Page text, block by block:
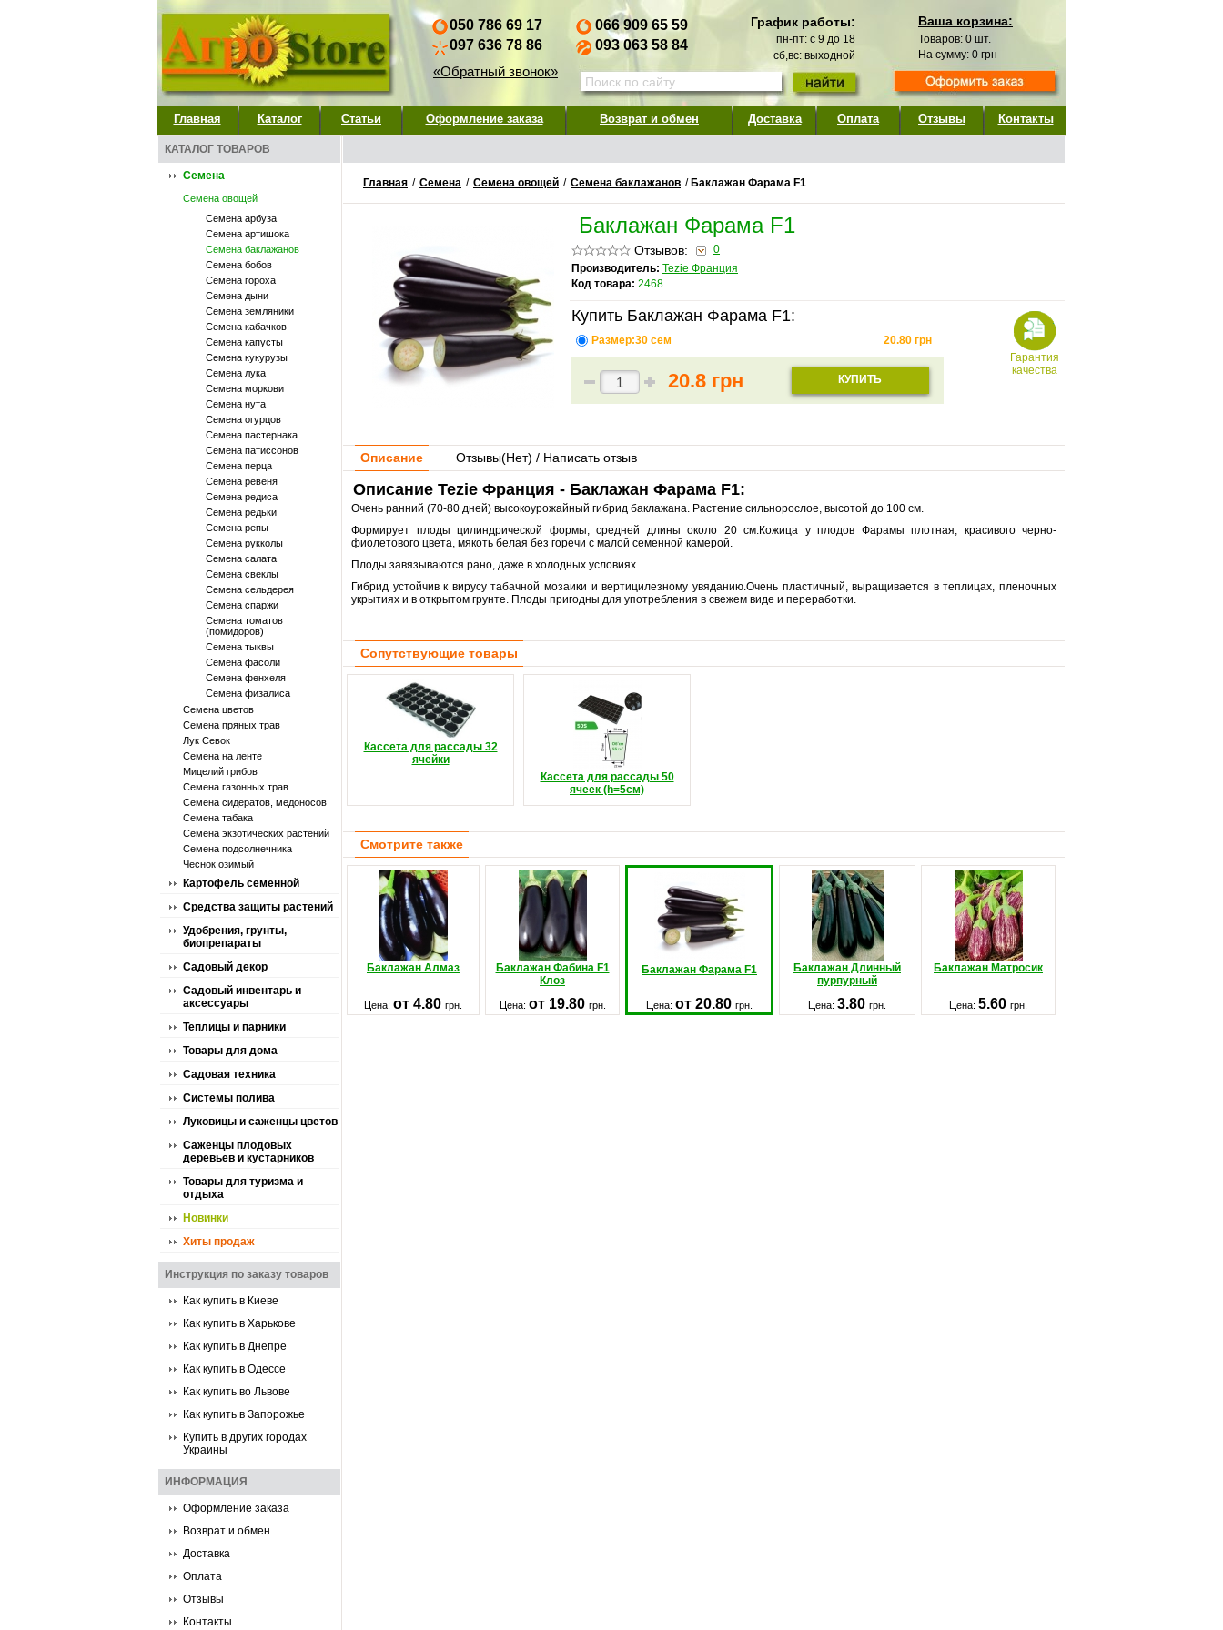
050 786 69 17
097 636 78 86
«Обратный звонок»
066 909 65 59
093 063 58 84
График работы:
пн-пт: с 9 до 18
сб,вс: выходной
Ваша корзина:
Товаров: 0 шт.
На сумму: 0 грн
Главная Каталог Статьи Оформление заказа Возврат и обмен Доставка Оплата Отзывы Контакты
КАТАЛОГ ТОВАРОВ
Семена
Семена овощей
Семена арбуза
Семена артишока
Семена баклажанов
Семена бобов
Семена гороха
Семена дыни
Семена земляники
Семена кабачков
Семена капусты
Семена кукурузы
Семена лука
Семена моркови
Семена нута
Семена огурцов
Семена пастернака
Семена патиссонов
Семена перца
Семена ревеня
Семена редиса
Семена редьки
Семена репы
Семена рукколы
Семена салата
Семена свеклы
Семена сельдерея
Семена спаржи
Семена томатов
(помидоров)
Семена тыквы
Семена фасоли
Семена фенхеля
Семена физалиса
Семена цветов
Семена пряных трав
Лук Севок
Семена на ленте
Мицелий грибов
Семена газонных трав
Семена сидератов, медоносов
Семена табака
Семена экзотических растений
Семена подсолнечника
Чеснок озимый
Картофель семенной
Средства защиты растений
Удобрения, грунты,
биопрепараты
Садовый декор
Садовый инвентарь и
аксессуары
Теплицы и парники
Товары для дома
Садовая техника
Системы полива
Луковицы и саженцы цветов
Саженцы плодовых
деревьев и кустарников
Товары для туризма и
отдыха
Новинки
Хиты продаж
Инструкция по заказу товаров
Как купить в Киеве
Как купить в Харькове
Как купить в Днепре
Как купить в Одессе
Как купить во Львове
Как купить в Запорожье
Купить в других городах
Украины
ИНФОРМАЦИЯ
Оформление заказа
Возврат и обмен
Доставка
Оплата
Отзывы
Контакты
Главная / Семена / Семена овощей / Семена баклажанов / Баклажан Фарама F1
Баклажан Фарама F1
Отзывов:
0
Производитель: Tezie Франция
Код товара: 2468
Купить Баклажан Фарама F1:
Размер:30 сем 20.80 грн
20.8 грн КУПИТЬ
Гарантия
качества
Описание Отзывы(Нет) / Написать отзыв
Описание Tezie Франция - Баклажан Фарама F1:
Очень ранний (70-80 дней) высокоурожайный гибрид баклажана. Растение сильнорослое, высотой до 100 см.
Формирует плоды цилиндрической формы, средней длины около 20 см.Кожица у плодов Фарамы плотная, красивого черно-
фиолетового цвета, мякоть белая без горечи с малой семенной камерой.
Плоды завязываются рано, даже в холодных условиях.
Гибрид устойчив к вирусу табачной мозаики и вертицилезному увяданию.Очень пластичный, выращивается в теплицах, пленочных
укрытиях и в открытом грунте. Плоды пригодны для употребления в свежем виде и переработки.
Сопутствующие товары
Кассета для рассады 32
ячейки
Кассета для рассады 50
ячеек (h=5см)
Смотрите также
Баклажан Алмаз
Баклажан Фабина F1
Клоз
Баклажан Фарама F1
Баклажан Длинный
пурпурный
Баклажан Матросик
Цена: от 4.80 грн. Цена: от 19.80 грн. Цена: от 20.80 грн. Цена: 3.80 грн. Цена: 5.60 грн.